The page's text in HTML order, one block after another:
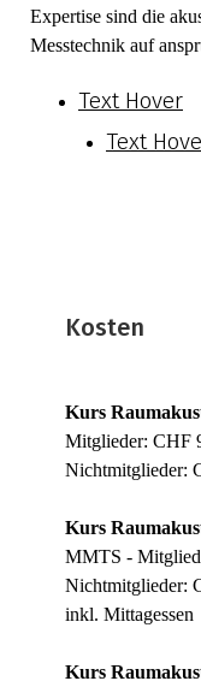
Expertise sind die
Messtechnik auf
Text Hover
Text
Kosten
Kurs
Mitglieder: CHF
Nichtmitglieder:
Kurs
MMTS -
Nichtmitglieder:
inkl. Mittagessen
Kurs